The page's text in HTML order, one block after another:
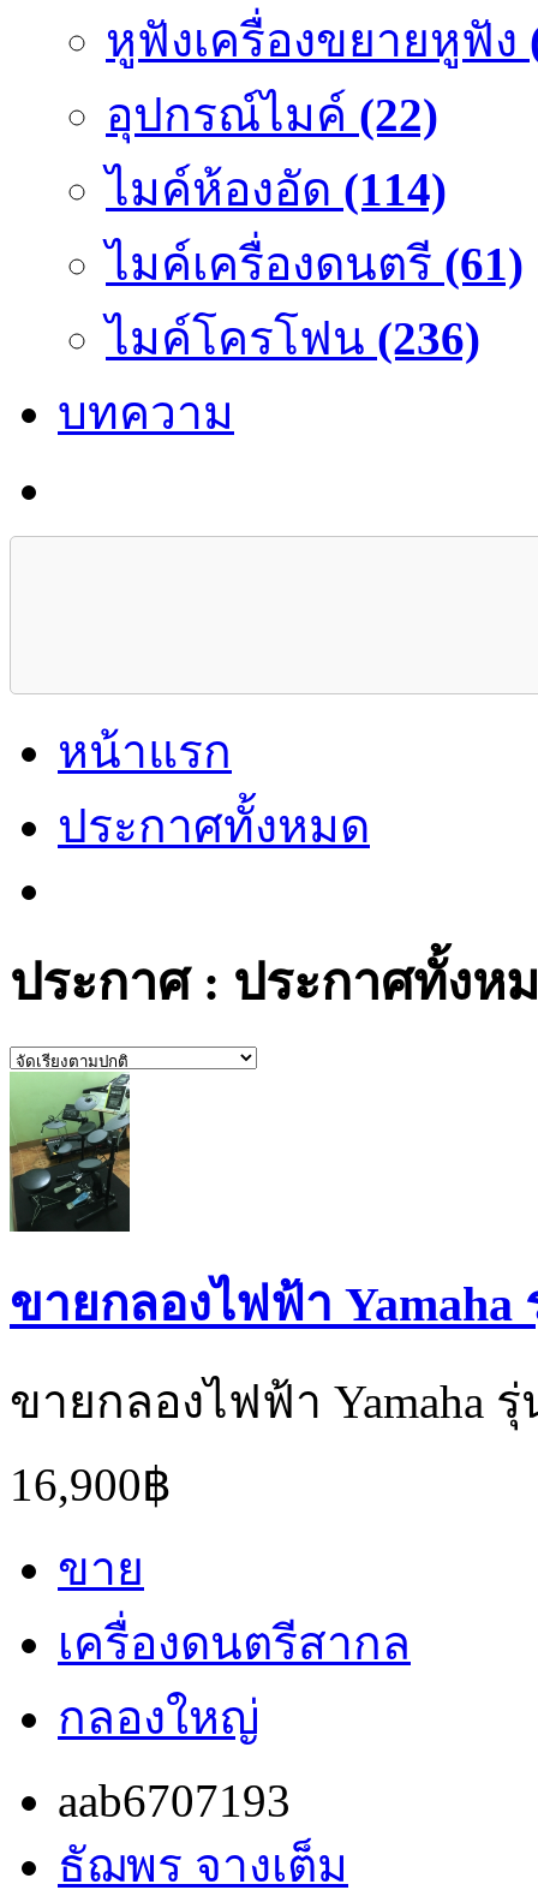
หูฟังเครื่องขยายหูฟัง
อุปกรณ์ไมค์ (22)
ไมค์ห้องอัด (114)
ไมค์เครื่องดนตรี (61)
ไมค์โครโฟน (236)
บทความ
หน้าแรก
ประกาศทั้งหมด
ประกาศ : ประกาศทั้งห
ขายกลองไฟฟ้า
ขายกลองไฟฟ้า Yamaha
16,900฿
ขาย
เครื่องดนตรีสากล
กลองใหญ่
aab6707193
ธัฌพร จางเต็ม